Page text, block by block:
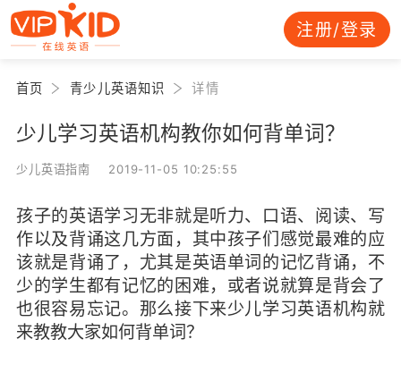
注册/登录
首页 青少儿英语知识 详情
少儿学习英语机构教你如何背单词？
少儿英语指南 2019-11-05 10:25:55
孩子的英语学习无非就是听力、口语、阅读、写
作以及背诵这几方面，其中孩子们感觉最难的应
该就是背诵了，尤其是英语单词的记忆背诵，不
少的学生都有记忆的困难，或者说就算是背会了
也很容易忘记。那么接下来少儿学习英语机构就
来教教大家如何背单词？